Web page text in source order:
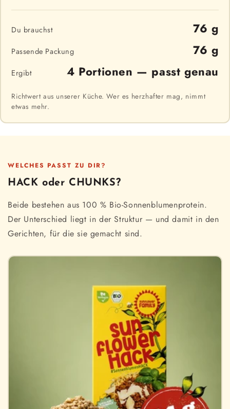
Du brauchst 76 g
Passende Packung 76 g
Ergibt 4 Portionen — passt genau
Richtwert aus unserer Küche. Wer es herzhafter mag, nimmt
etwas mehr.
WELCHES PASST ZU DIR?
HACK oder CHUNKS?
Beide bestehen aus 100 % Bio-Sonnenblumenprotein.
Der Unterschied liegt in der Struktur — und damit in den
Gerichten, für die sie gemacht sind.